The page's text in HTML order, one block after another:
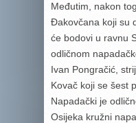
Međutim, nakon
Đakovčana koji su
će bodovi u ravnu
odličnom
Ivan Pongračić,
Kovač koji se šest
Napadački je
Osijeka kružni